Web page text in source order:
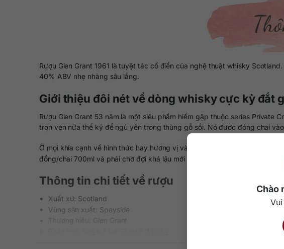
Chào
Rượu Glen Grant 1961 là tuyệt tác cổ điển của nghệ thuật whisky
40% ABV nhẹ nhàng sâu lắng.
Giới thiệu đôi nét về dòng whisky cực kỳ đắt
Rượu Glen Grant 53 năm là một siêu phẩm hiếm gặp thuộc series Private
trọn vẹn nửa thế kỷ để ngủ yên trong thùng gỗ sồi. Nó được đóng chai
Ở mọi khía cạnh về hình thức hay hương vị và cả độ quý hiếm, Glen
đồng/chai 700ml và phải chờ đợi khá lâu mới có hàng.
Thông tin chi tiết về rượu
Xuất xứ: Scotland
Vùng sản xuất: Speyside